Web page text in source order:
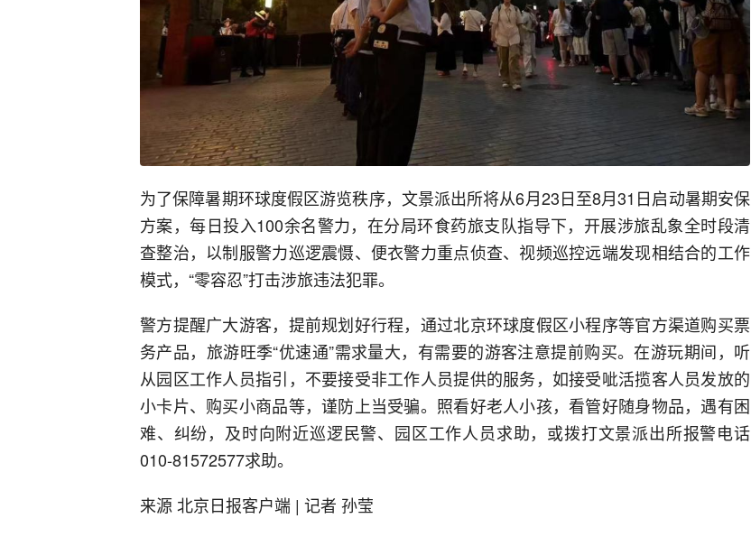
为了保障暑期环球度假区游览秩序，文景派出所将从6月23日至8月31日启动暑期安保
方案，每日投入100余名警力，在分局环食药旅支队指导下，开展涉旅乱象全时段清
查整治，以制服警力巡逻震慑、便衣警力重点侦查、视频巡控远端发现相结合的工作
模式，“零容忍”打击涉旅违法犯罪。
警方提醒广大游客，提前规划好行程，通过北京环球度假区小程序等官方渠道购买票
务产品，旅游旺季“优速通”需求量大，有需要的游客注意提前购买。在游玩期间，听
从园区工作人员指引，不要接受非工作人员提供的服务，如接受呲活揽客人员发放的
小卡片、购买小商品等，谨防上当受骗。照看好老人小孩，看管好随身物品，遇有困
难、纠纷，及时向附近巡逻民警、园区工作人员求助，或拨打文景派出所报警电话
010-81572577求助。
来源 北京日报客户端 | 记者 孙莹